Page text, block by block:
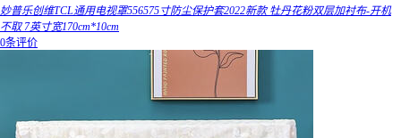
妙普乐创维TCL通用电视罩556575寸防尘保护套2022新款 牡丹花粉双层加衬布-开机
不取 7英寸宽170cm*10cm
0条评价